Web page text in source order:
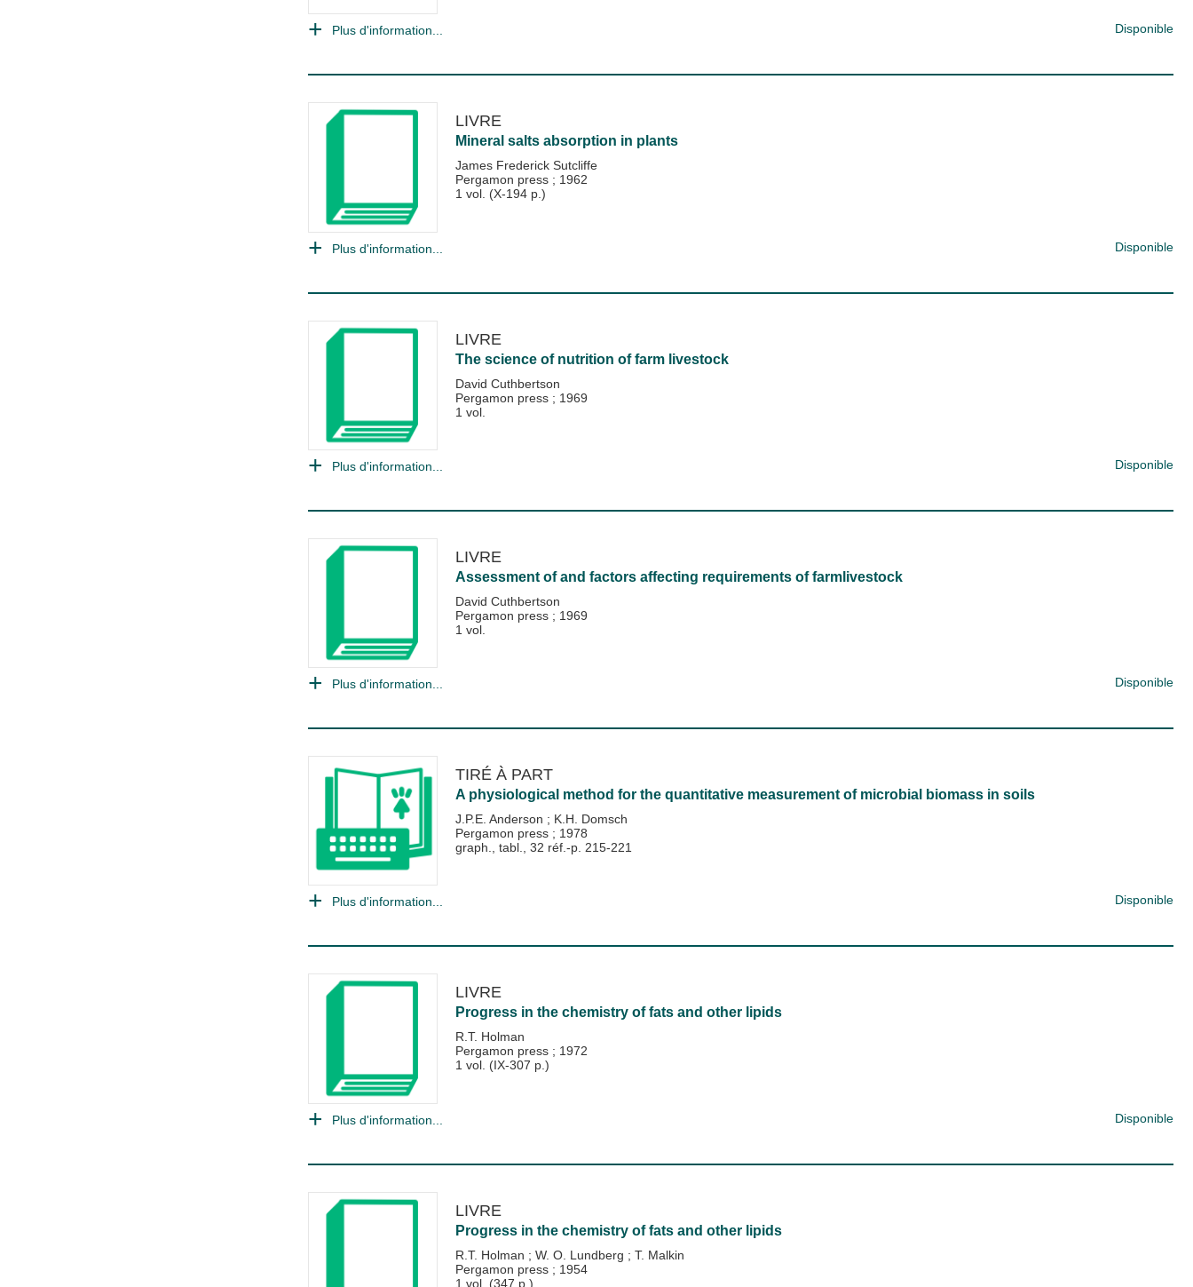
Plus d'information... Disponible
LIVRE
Mineral salts absorption in plants
James Frederick Sutcliffe
Pergamon press ; 1962
1 vol. (X-194 p.)
Plus d'information... Disponible
LIVRE
The science of nutrition of farm livestock
David Cuthbertson
Pergamon press ; 1969
1 vol.
Plus d'information... Disponible
LIVRE
Assessment of and factors affecting requirements of farmlivestock
David Cuthbertson
Pergamon press ; 1969
1 vol.
Plus d'information... Disponible
TIRÉ À PART
A physiological method for the quantitative measurement of microbial biomass in soils
J.P.E. Anderson ; K.H. Domsch
Pergamon press ; 1978
graph., tabl., 32 réf.-p. 215-221
Plus d'information... Disponible
LIVRE
Progress in the chemistry of fats and other lipids
R.T. Holman
Pergamon press ; 1972
1 vol. (IX-307 p.)
Plus d'information... Disponible
LIVRE
Progress in the chemistry of fats and other lipids
R.T. Holman ; W. O. Lundberg ; T. Malkin
Pergamon press ; 1954
1 vol. (347 p.)